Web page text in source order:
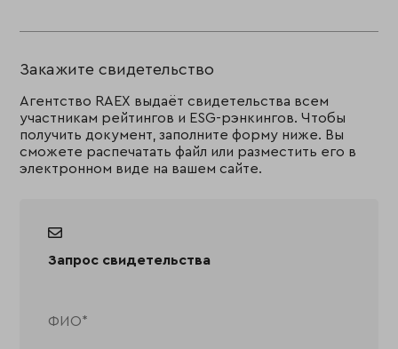
Закажите свидетельство
Агентство RAEX выдаёт свидетельства всем
участникам рейтингов и ESG-рэнкингов. Чтобы
получить документ, заполните форму ниже. Вы
сможете распечатать файл или разместить его в
электронном виде на вашем сайте.
Запрос свидетельства